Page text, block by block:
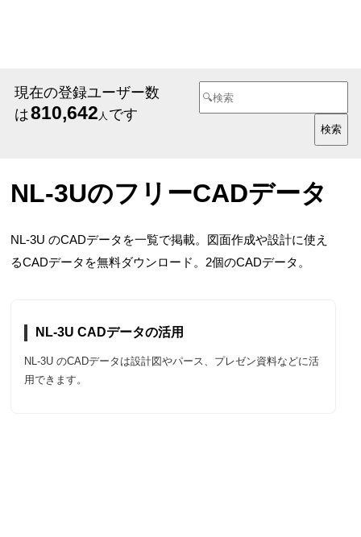
現在の登録ユーザー数
は810,642 人 です
NL-3UのフリーCADデータ
NL-3U のCADデータを一覧で掲載。図面作成や設計に使え
るCADデータを無料ダウンロード。2個のCADデータ。
NL-3U CADデータの活用
NL-3U のCADデータは設計図やパース、プレゼン資料などに活
用できます。